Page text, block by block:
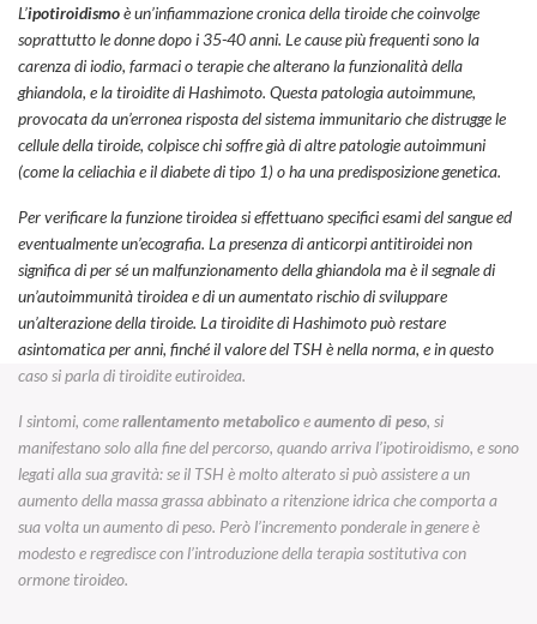
L’ipotiroidismoè un’infiammazione cronica della tiroide che coinvolge
soprattutto le donne dopo i 35-40 anni. Le cause più frequenti sono la
carenza di iodio, farmaci o terapie che alterano la funzionalità della
ghiandola, e la tiroidite di Hashimoto. Questa patologia autoimmune,
provocata da un’erronea risposta del sistema immunitario che distrugge le
cellule della tiroide, colpisce chi soffre già di altre patologie autoimmuni
(come la celiachia e il diabete di tipo 1) o ha una predisposizione genetica.
Per verificare la funzione tiroidea si effettuano specifici esami del sangue ed
eventualmente un’ecografia. La presenza di anticorpi antitiroidei non
significa di per sé un malfunzionamento della ghiandola ma è il segnale di
un’autoimmunità tiroidea e di un aumentato rischio di sviluppare
un’alterazione della tiroide. La tiroidite di Hashimoto può restare
asintomatica per anni, finché il valore del TSH è nella norma, e in questo
caso si parla di tiroidite eutiroidea.
I sintomi, comerallentamento metabolicoeaumento di peso, si
manifestano solo alla fine del percorso, quando arriva l’ipotiroidismo, e sono
legati alla sua gravità: se il TSH è molto alterato si può assistere a un
aumento della massa grassa abbinato a ritenzione idrica che comporta a
sua volta un aumento di peso. Però l’incremento ponderale in genere è
modesto e regredisce con l’introduzione della terapia sostitutiva con
ormone tiroideo.